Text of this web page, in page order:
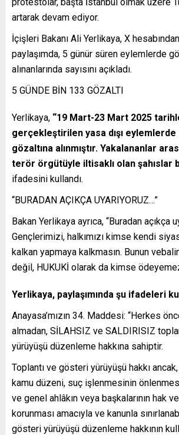
artarak devam ediyor.
İçişleri Bakanı Ali Yerlikaya, X
paylaşımda, 5 günür süren eylemlerde
alınanlarında sayısını açıkladı.
5 GÜNDE BİN 133 GÖZALTI
Yerlikaya, “19 Mart-23 Mart 2025
gerçekleştirilen yasa dışı eylemlerde
gözaltına alınmıştır. Yakalananlar
terör örgütüyle iltisaklı olan şahıslar
ifadesini kullandı.
“BURADAN AÇIKÇA UYARIYORUZ…”
Bakan Yerlikaya ayrıca, “Buradan açıkça
Gençlerimizi, halkımızı kimse kendi
kalkan yapmaya kalkmasın. Bunun
değil, HUKUKİ olarak da kimse
Yerlikaya, paylaşımında şu ifadeleri
Anayasa’mızın 34. Maddesi: “Herkes
almadan, SİLAHSIZ ve SALDIRISIZ
yürüyüşü düzenleme hakkına sahiptir.
Toplantı ve gösteri yürüyüşü hakkı
kamu düzeni, suç işlenmesinin
ve genel ahlâkın veya başkalarının hak
korunması amacıyla ve kanunla
gösteri yürüyüşü düzenleme hakkının